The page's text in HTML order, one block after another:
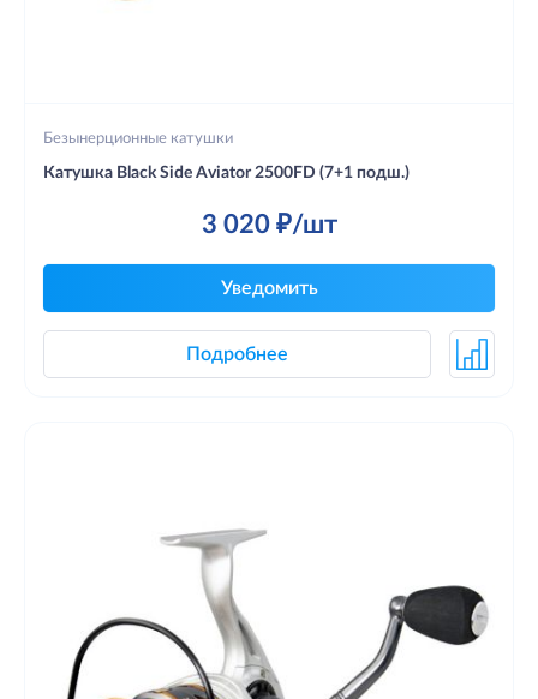
Безынерционные катушки
Катушка Black Side Aviator 2500FD (7+1 подш.)
3 020 ₽/шт
Уведомить
Подробнее